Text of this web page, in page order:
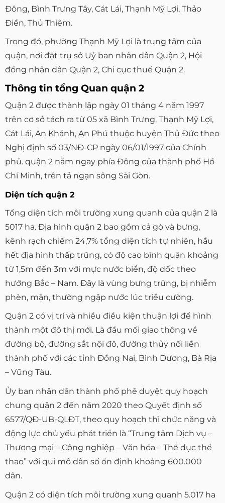
Đông, Bình Trưng Tây, Cát Lái, Thạnh Mỹ Lợi, Thảo
Điền, Thủ Thiêm.
Trong đó, phường Thạnh Mỹ Lợi là trung tâm của
quận, nơi đặt trụ sở Uỷ ban nhân dân Quận 2, Hội
đồng nhân dân Quận 2, Chi cục thuế Quận 2.
Thông tin tổng Quan quận 2
Quận 2 được thành lập ngày 01 tháng 4 năm 1997
trên cơ sở tách ra từ 05 xã Bình Trưng, Thạnh Mỹ Lợi,
Cát Lái, An Khánh, An Phú thuộc huyện Thủ Đức theo
Nghị định số 03/NĐ-CP ngày 06/01/1997 của Chính
phủ. quận 2 nằm ngay phía Đông của thành phố Hồ
Chí Minh, trên tả ngạn sông Sài Gòn.
Diện tích quận 2
Tổng diện tích môi trường xung quanh của quận 2 là
5017 ha. Địa hình quận 2 bao gồm cả gò và bưng,
kênh rạch chiếm 24,7% tổng diện tích tự nhiên, hầu
hết địa hình thấp trũng, có độ cao bình quân khoảng
từ 1,5m đến 3m với mực nước biển, độ dốc theo
hướng Bắc – Nam. Đây là vùng bưng trũng, bị nhiễm
phèn, mặn, thường ngập nước lúc triều cường.
Quận 2 có vị trí và nhiều điều kiện thuận lợi để hình
thành một đô thị mới. Là đầu mối giao thông về
đường bộ, đường sắt nội đô, đường thủy nối liền
thành phố với các tỉnh Đồng Nai, Bình Dương, Bà Rịa
– Vũng Tàu.
Ủy ban nhân dân thành phố phê duyệt quy hoạch
chung quận 2 đến năm 2020 theo Quyết định số
6577/QĐ-UB-QLĐT, theo quy hoạch thì chức năng và
động lực chủ yếu phát triển là “Trung tâm Dịch vụ –
Thương mại – Công nghiệp – Văn hóa – Thể dục thể
thao” với qui mô dân số ổn định khoảng 600.000
dân.
Quận 2 có diện tích môi trường xung quanh 5.017 ha